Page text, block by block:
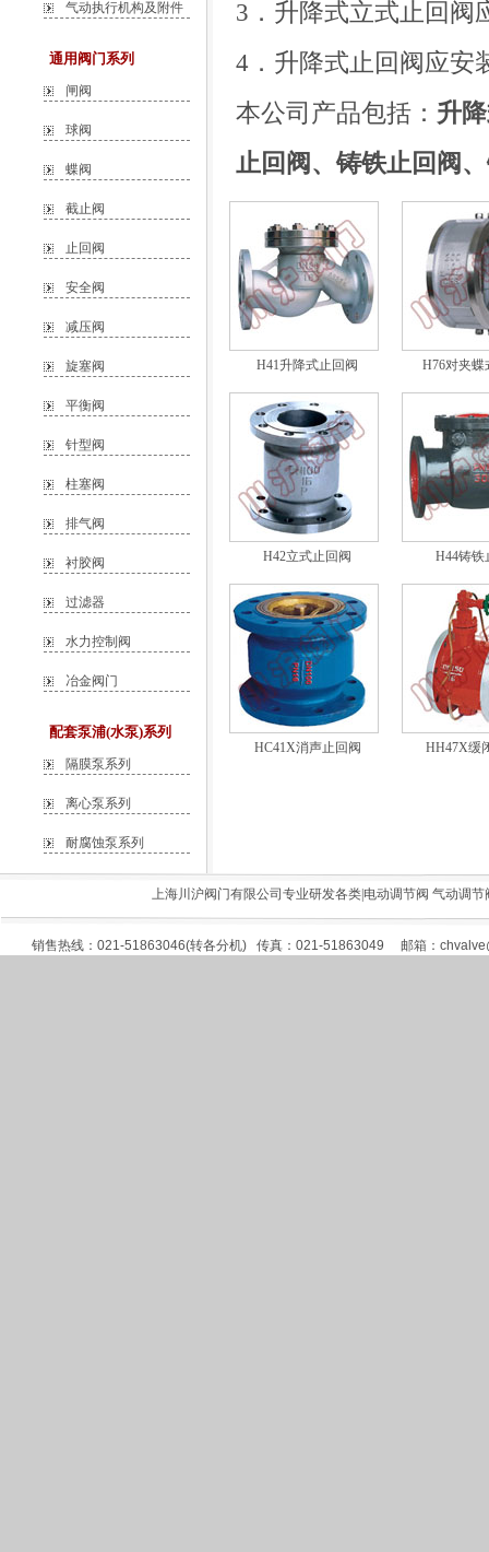
气动执行机构及附件
通用阀门系列
闸阀
球阀
蝶阀
截止阀
止回阀
安全阀
减压阀
旋塞阀
平衡阀
针型阀
柱塞阀
排气阀
衬胶阀
过滤器
水力控制阀
冶金阀门
配套泵浦(水泵)系列
隔膜泵系列
离心泵系列
耐腐蚀泵系列
3．升降式立式止回阀
4．升降式止回阀应安
本公司产品包括： 升
止回阀、铸铁止回阀
H41升降式止回阀 H76对夹蝶
H42立式止回阀 H44铸铁
HC41X消声止回阀 HH47X缓
上海川沪阀门有限公司专业研发各类|电动调节阀 气动调节
销售热线：021-51863046(转各分机) 传真：021-51863049 邮箱：